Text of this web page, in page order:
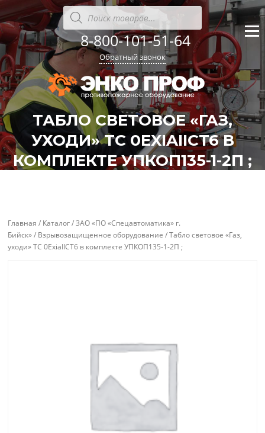
к
содержанию
Поиск
товаров
8-800-101-51-64
Обратный звонок
ТАБЛО СВЕТОВОЕ «ГАЗ,
УХОДИ» ТС 0EXIAIICT6 В
КОМПЛЕКТЕ УПКОП135-1-2П ;
''
Главная / Каталог/ЗАО «ПО «Спецавтоматика» г.
Бийск»/ Взрывозащищенное оборудование / Табло световое «Газ,
уходи» ТС 0ExiaIICT6 в комплекте УПКОП135-1-2П ;